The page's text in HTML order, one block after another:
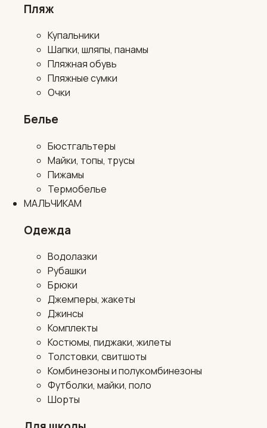
Пляж
Купальники
Шапки, шляпы, панамы
Пляжная обувь
Пляжные сумки
Очки
Белье
Бюстгальтеры
Майки, топы, трусы
Пижамы
Термобелье
МАЛЬЧИКАМ
Одежда
Водолазки
Рубашки
Брюки
Джемперы, жакеты
Джинсы
Комплекты
Костюмы, пиджаки, жилеты
Толстовки, свитшоты
Комбинезоны и полукомбинезоны
Футболки, майки, поло
Шорты